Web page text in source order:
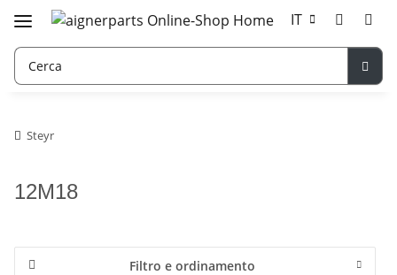
IT
Steyr
12M18
Filtro e ordinamento